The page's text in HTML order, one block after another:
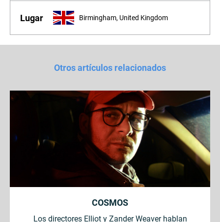
Lugar Birmingham, United Kingdom
Otros artículos relacionados
COSMOS
Los directores Elliot y Zander Weaver hablan